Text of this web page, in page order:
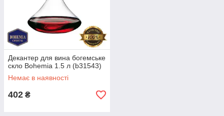
Декантер для вина богемське
скло Bohemia 1.5 л (b31543)
Немає в наявності
402 ₴